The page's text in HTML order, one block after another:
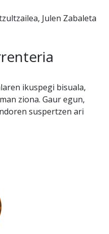
Julen Zabaleta
ikuspegi bisuala,
ziona. Gaur egun,
suspertzen ari